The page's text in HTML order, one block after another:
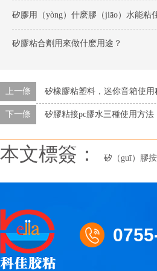
矽膠用（yòng）什麽膠（jiāo）水能粘
矽膠粘合劑用來做什麽用途？
上一條 矽橡膠粘塑料，迷你音箱使
下一條 矽膠粘接pc膠水三種使用方法
本文標簽： 矽（guī）膠